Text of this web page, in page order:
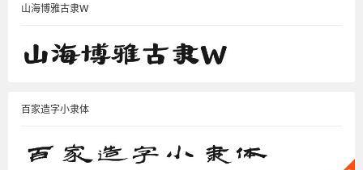
山海博雅古隶W
百家造字小隶体